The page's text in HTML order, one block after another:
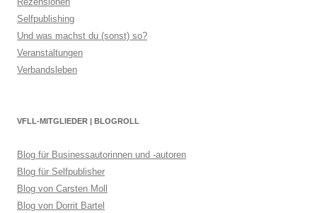
Selfpublishing
Und was machst du (sonst) so?
Veranstaltungen
Verbandsleben
VFLL-MITGLIEDER | BLOGROLL
Blog für Businessautorinnen und -autoren
Blog für Selfpublisher
Blog von Carsten Moll
Blog von Dorrit Bartel